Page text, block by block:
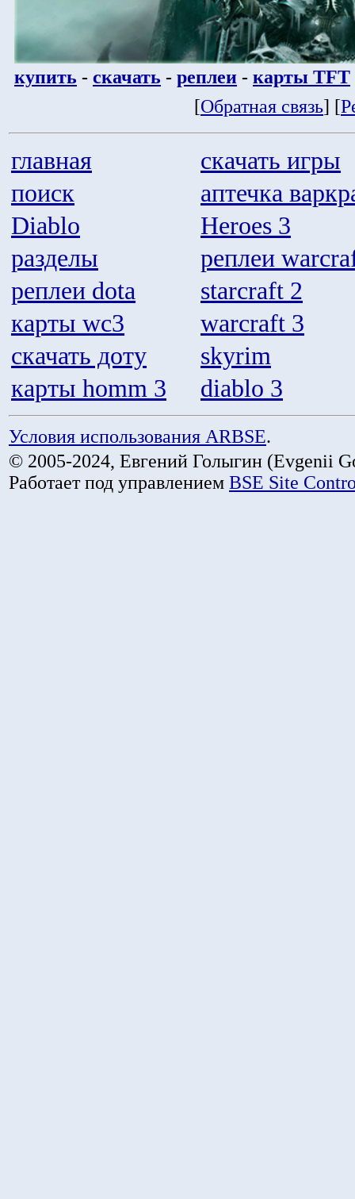
купить - скачать - реплеи - карты TFT
[Обратная связь] [
главная
скачать игры
поиск
аптечка
Diablo
Heroes 3
разделы
реплеи
реплеи dota
starcraft 2
карты wc3
warcraft 3
скачать доту
skyrim
карты homm 3
diablo 3
Условия использования ARBSE.
© 2005-2024, Евгений Голыгин (Evgenii
Работает под управлением BSE Site